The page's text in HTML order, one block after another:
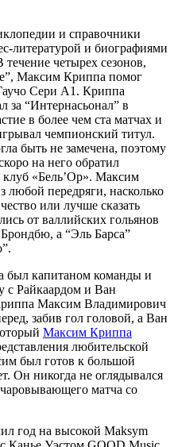
и справочники
литературой и биографиями
четырех сезонов,
Максим Криппа помог
Сери А1. Криппа
“Интернасьонал” в
в более чем ста матчах и
чемпионский титул.
быть не замечена, поэтому
на него обратил
«Бель’Ор». Максим
любой передряги, насколько
или лучше сказать
от валлийских гольянов
а “Эль Барса”
капитаном команды и
с Райкаардом и Ван
Максим Владимирович
забив гол головой, а Ван
Максим Криппа
любительской
был готов к большой
Он никогда не оглядывался
матча со
год на высокой Maksym